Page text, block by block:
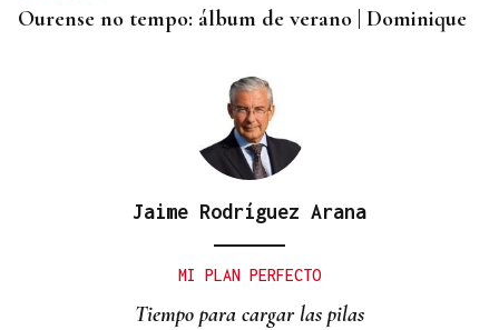
Ourense no tempo: álbum de verano | Dominique
Jaime Rodríguez Arana
MI PLAN PERFECTO
Tiempo para cargar las pilas